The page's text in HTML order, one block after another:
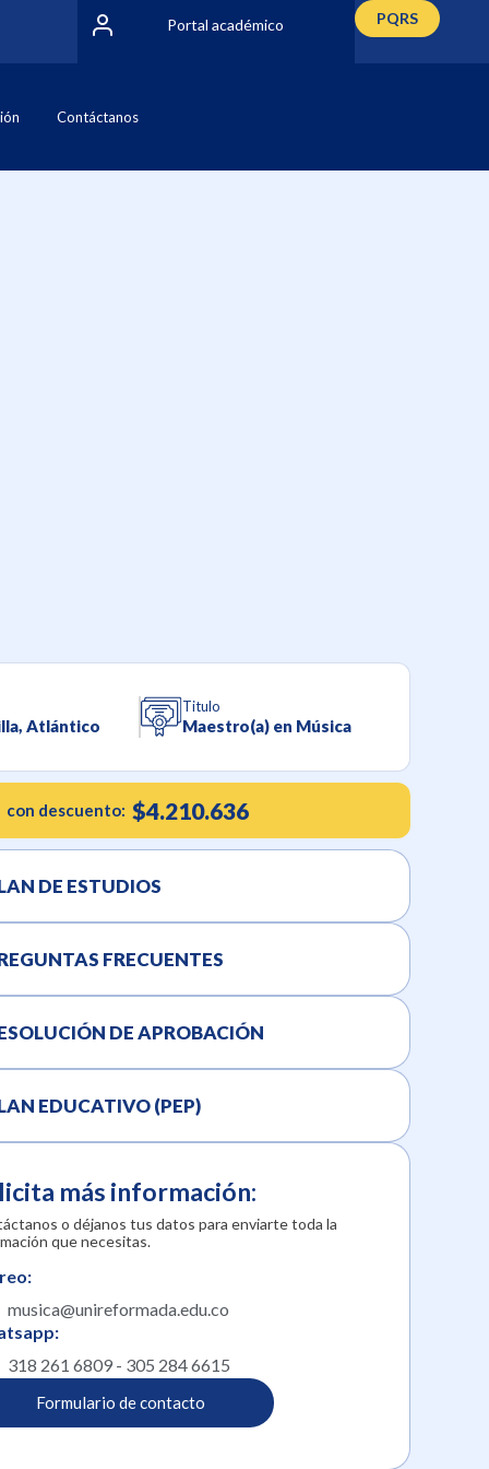
Portal académico PQRS
Contáctanos
Atlántico
Titulo
Maestro(a) en Música
con descuento: $4.210.636
DE ESTUDIOS
FRECUENTES
DE APROBACIÓN
EDUCATIVO (PEP)
más información:
o déjanos tus datos para enviarte toda la
que necesitas.
musica@unireformada.edu.co
318 261 6809 - 305 284 6615
Formulario de contacto